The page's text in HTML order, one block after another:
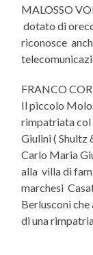
MALOSSO
dotato di
riconosce
FRANCO
Il piccolo
rimpatriata col
Giulini ( Shultz
Carlo Maria
alla villa di
marchesi
Berlusconi
di una